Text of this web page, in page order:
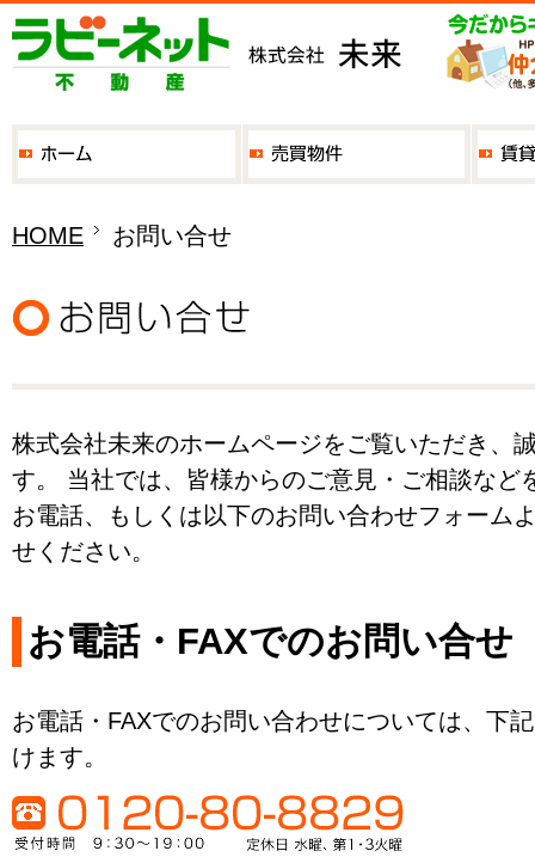
HOME お問い合せ
株式会社未来のホームページをご覧いただき、
す。 当社では、皆様からのご意見・ご相談など
お電話、もしくは以下のお問い合わせフォーム
せください。
お電話・FAXでのお問い合せ
お電話・FAXでのお問い合わせについては、下
けます。